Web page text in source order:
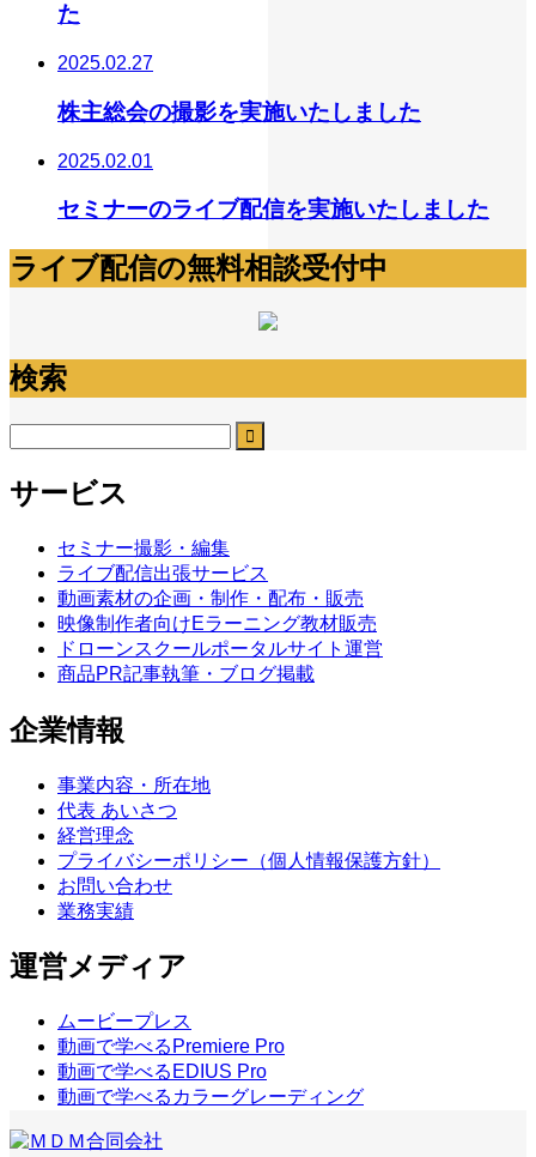
た
2025.02.27
株主総会の撮影を実施いたしました
2025.02.01
セミナーのライブ配信を実施いたしました
ライブ配信の無料相談受付中
検索
サービス
セミナー撮影・編集
ライブ配信出張サービス
動画素材の企画・制作・配布・販売
映像制作者向けEラーニング教材販売
ドローンスクールポータルサイト運営
商品PR記事執筆・ブログ掲載
企業情報
事業内容・所在地
代表 あいさつ
経営理念
プライバシーポリシー（個人情報保護方針）
お問い合わせ
業務実績
運営メディア
ムービープレス
動画で学べるPremiere Pro
動画で学べるEDIUS Pro
動画で学べるカラーグレーディング